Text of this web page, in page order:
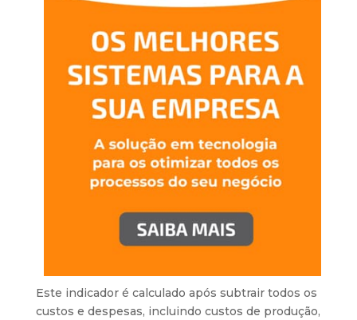
Este indicador é calculado após subtrair todos os
custos e despesas, incluindo custos de produção,